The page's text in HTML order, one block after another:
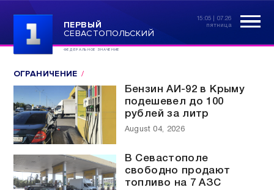
ПЕРВЫЙ
СЕВАСТОПОЛЬСКИЙ
ФЕДЕРАЛЬНОЕ ЗНАЧЕНИЕ
15:05 | 07.26
пятница
ОГРАНИЧЕНИЕ
Бензин АИ-92 в Крыму
подешевел до 100
рублей за литр
August 04, 2026
В Севастополе
свободно продают
топливо на 7 АЗС